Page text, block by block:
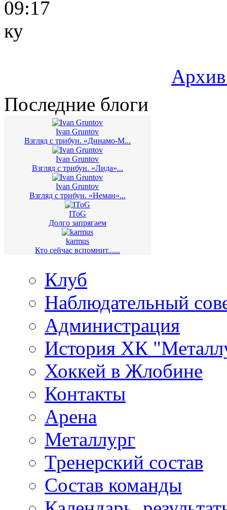
09:17
ку
Последние блоги
Ivan Gruntov
Взгляд с трибун. «Динамо-М...
Ivan Gruntov
Взгляд с трибун. «Лида»...
Ivan Gruntov
Взгляд с трибун. «Неман»...
IToG
Долго запрягаем
karmus
Кто сейчас вспомнит......
Клуб
Наблюдательный
Администрация
История ХК
Хоккей в Жлобине
Контакты
Арена
Металлург
Тренерский состав
Состав команды